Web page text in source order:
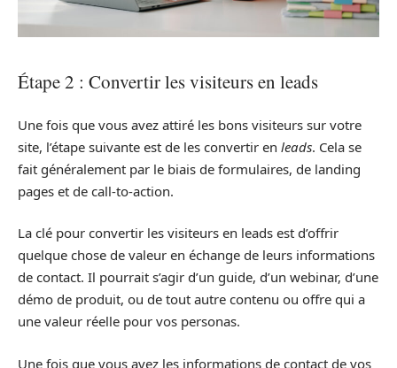
Étape 2 : Convertir les visiteurs en leads
Une fois que vous avez attiré les bons visiteurs sur votre
site, l’étape suivante est de les convertir en leads. Cela se
fait généralement par le biais de formulaires, de landing
pages et de call-to-action.
La clé pour convertir les visiteurs en leads est d’offrir
quelque chose de valeur en échange de leurs informations
de contact. Il pourrait s’agir d’un guide, d’un webinar, d’une
démo de produit, ou de tout autre contenu ou offre qui a
une valeur réelle pour vos personas.
Une fois que vous avez les informations de contact de vos